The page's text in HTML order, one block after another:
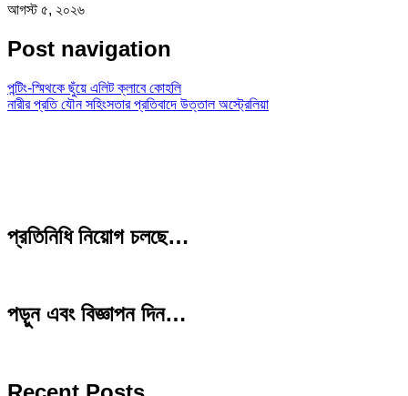
আগস্ট ৫, ২০২৬
Post navigation
পন্টিং-স্মিথকে ছুঁয়ে এলিট ক্লাবে কোহলি
নারীর প্রতি যৌন সহিংসতার প্রতিবাদে উত্তাল অস্ট্রেলিয়া
প্রতিনিধি নিয়োগ চলছে…
পড়ুন এবং বিজ্ঞাপন দিন…